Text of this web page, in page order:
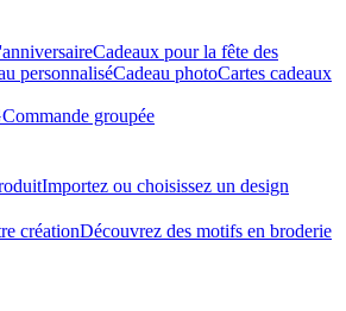
Cadeaux pour la fête des
personnaliséCadeau photoCartes cadeaux
Commande groupée
Importez ou choisissez un design
créationDécouvrez des motifs en broderie